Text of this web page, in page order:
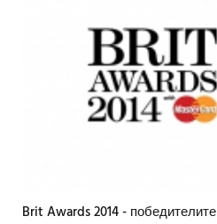
Brit Awards 2014 - победителите